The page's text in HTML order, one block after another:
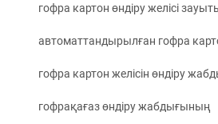
гофра картон өндіру желісі
автоматтандырылған гофра
гофра картон желісін өндіру
гофрақағаз өндіру жабдығының